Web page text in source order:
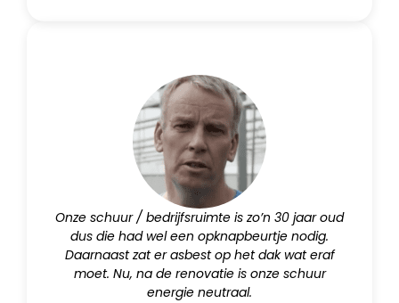
Onze schuur / bedrijfsruimte is zo’n 30 jaar oud
dus die had wel een opknapbeurtje nodig.
Daarnaast zat er asbest op het dak wat eraf
moet. Nu, na de renovatie is onze schuur
energie neutraal.